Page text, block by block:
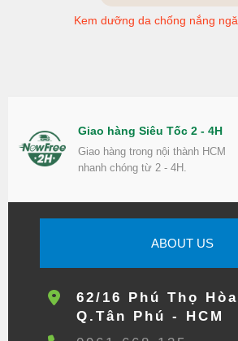
Kem dưỡng da chống nắng
Giao hàng Siêu Tốc 2 - 4H
Giao hàng trong nội thành HCM
nhanh chóng từ 2 - 4H.
ABOUT US
62/16 Phú Thọ Hòa
Q.Tân Phú - HCM